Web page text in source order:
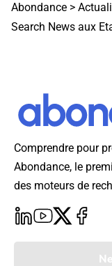
Abondance >
Search News aux
Comprendre pour
Abondance, le
des moteurs de